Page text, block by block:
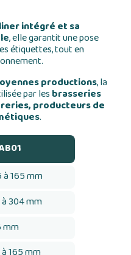
intégré et sa
, elle garantit une pose
étiquettes, tout en
productions, la
par les brasseries
producteurs de
.
à 165 mm
à 304 mm
mm